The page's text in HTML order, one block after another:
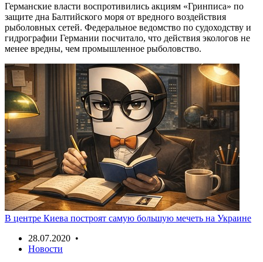
Германские власти воспротивились акциям «Гринписа» по
защите дна Балтийского моря от вредного воздействия
рыболовных сетей. Федеральное ведомство по судоходству и
гидрографии Германии посчитало, что действия экологов не
менее вредны, чем промышленное рыболовство.
В центре Киева построят самую большую мечеть на Украине
28.07.2020 •
Новости